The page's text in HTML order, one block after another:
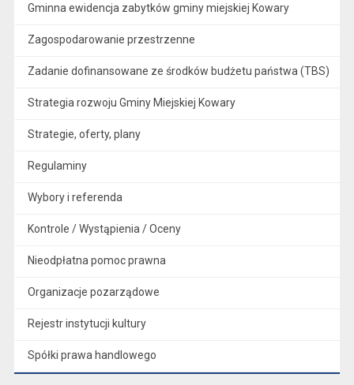
Gminna ewidencja zabytków gminy miejskiej Kowary
Zagospodarowanie przestrzenne
Zadanie dofinansowane ze środków budżetu państwa (TBS)
Strategia rozwoju Gminy Miejskiej Kowary
Strategie, oferty, plany
Regulaminy
Wybory i referenda
Kontrole / Wystąpienia / Oceny
Nieodpłatna pomoc prawna
Organizacje pozarządowe
Rejestr instytucji kultury
Spółki prawa handlowego